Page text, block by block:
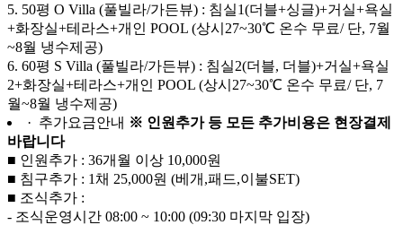
5. 50평 O Villa (풀빌라/가든뷰) : 침실1(더블+싱글)+거실+욕실
+화장실+테라스+개인 POOL (상시27~30℃ 온수 무료/ 단, 7월
~8월 냉수제공)
6. 60평 S Villa (풀빌라/가든뷰) : 침실2(더블, 더블)+거실+욕실
2+화장실+테라스+개인 POOL (상시27~30℃ 온수 무료/ 단, 7
월~8월 냉수제공)
· 추가요금안내 ※ 인원추가 등 모든 추가비용은 현장결제
바랍니다
■ 인원추가 : 36개월 이상 10,000원
■ 침구추가 : 1채 25,000원 (베개,패드,이불SET)
■ 조식추가 :
- 조식운영시간 08:00 ~ 10:00 (09:30 마지막 입장)